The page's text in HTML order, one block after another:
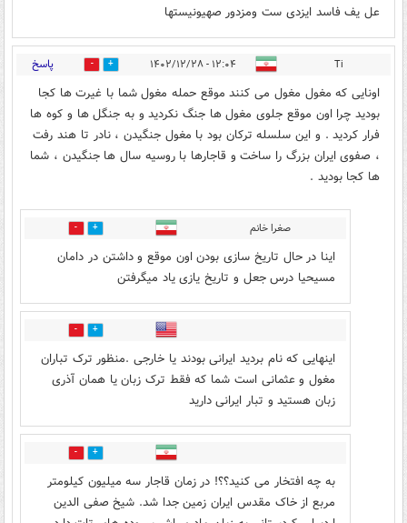
عل یف فاسد ایزدی ست ومزدور صهیونیستها
Ti ۱۲:۰۴ - ۱۴۰۲/۱۲/۲۸ 11 پاسخ
اونایی که مغول مغول می کنند موقع حمله مغول شما با غیرت ها کجا
بودید چرا اون موقع جلوی مغول ها جنگ نکردید و به جنگل ها و کوه ها
فرار کردید . و این سلسله ترکان بود با مغول جنگیدن ، نادر تا هند رفت
، صفوی ایران بزرگ را ساخت و قاجارها با روسیه سال ها جنگیدن ، شما
ها کجا بودید .
صغرا خانم 8
اینا در حال تاریخ سازی بودن اون موقع و داشتن در دامان
مسیحیا درس جعل و تاریخ یازی یاد میگرفتن
4
اینهایی که نام بردید ایرانی بودند یا خارجی .منظور ترک تباران
مغول و عثمانی است شما که فقط ترک زبان یا همان آذری
زبان هستید و تبار ایرانی دارید
2
به چه افتخار می کنید؟؟! در زمان قاجار سه میلیون کیلومتر
مربع از خاک مقدس ایران زمین جدا شد. شیخ صفی الدین